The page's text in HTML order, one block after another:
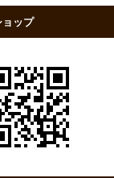
ョップ